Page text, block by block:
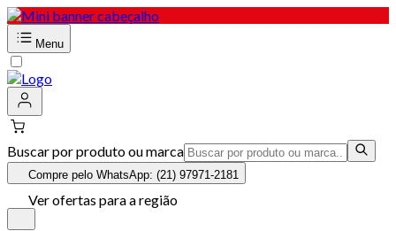
Menu
Buscar por produto ou marca
Compre pelo WhatsApp: (21) 97971-2181
Ver ofertas para a região